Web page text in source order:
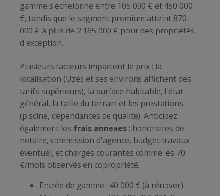
gamme s'échelonne entre 105 000 € et 450 000
€, tandis que le segment premium atteint 870
000 € à plus de 2 165 000 € pour des propriétés
d'exception.
Plusieurs facteurs impactent le prix : la
localisation (Uzès et ses environs affichent des
tarifs supérieurs), la surface habitable, l'état
général, la taille du terrain et les prestations
(piscine, dépendances de qualité). Anticipez
également les frais annexes : honoraires de
notaire, commission d'agence, budget travaux
éventuel, et charges courantes comme les 70
€/mois observés en copropriété.
Entrée de gamme : 40 000 € (à rénover)